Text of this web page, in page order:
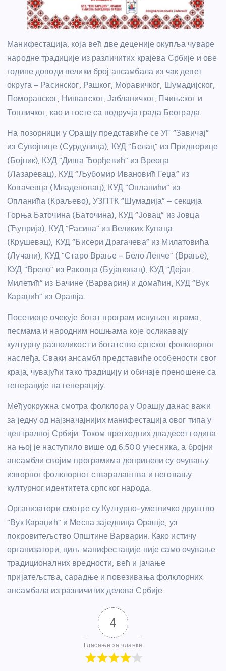
Манифестација, која већ две деценије окупља чуваре
народне традиције из различитих крајева Србије и ове
године доводи велики број ансамбала из чак девет
округа – Расинског, Рашког, Моравичког, Шумадијског,
Поморавског, Нишавског, Јабланичког, Пчињског и
Топличког, као и госте са подручја града Београда.
На позорници у Орашју представиће се УГ “Завичај”
из Сувојнице (Сурдулица), КУД “Белац” из Придворице
(Бојник), КУД “Диша Ђорђевић” из Вреоца
(Лазаревац), КУД “Љубомир Ивановић Геџа” из
Ковачевца (Младеновац), КУД “Опланићи” из
Опланића (Краљево), УЗПТК “Шумадија” – секција
Горња Баточина (Баточина), КУД “Јовац” из Јовца
(Ћуприја), КУД “Расина” из Великих Купаца
(Крушевац), КУД “Бисери Драгачева” из Милатовића
(Лучани), КУД “Старо Врање – Бело Ленче” (Врање),
КУД “Врело” из Раковца (Бујановац), КУД “Дејан
Милетић” из Бачине (Варварин) и домаћин, КУД “Вук
Караџић” из Орашја.
Посетиоце очекује богат програм испуњен играма,
песмама и народним ношњама које осликавају
културну разноликост и богатство српског фолклорног
наслеђа. Сваки ансамбл представиће особености свог
краја, чувајући тако традицију и обичаје преношене са
генерације на генерацију.
Међуокружна смотра фолклора у Орашју данас важи
за једну од најзначајнијих манифестација овог типа у
централној Србији. Током претходних двадесет година
на њој је наступило више од 6.500 учесника, а бројни
ансамбли својим програмима допринели су очувању
изворног фолклорног стваралаштва и неговању
културног идентитета српског народа.
Организатори смотре су Културно-уметничко друштво
“Вук Караџић” и Месна заједница Орашје, уз
покровитељство Општине Варварин. Како истичу
организатори, циљ манифестације није само очување
традиционалних вредности, већ и јачање
пријатељства, сарадње и повезивања фолклорних
ансамбала из различитих делова Србије.
4
Гласање за чланке